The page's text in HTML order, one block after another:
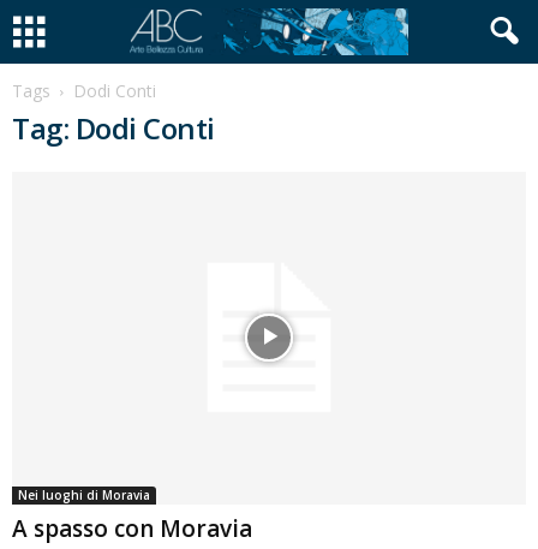
Tags Dodi Conti
Tag: Dodi Conti
Nei luoghi di Moravia
A spasso con Moravia